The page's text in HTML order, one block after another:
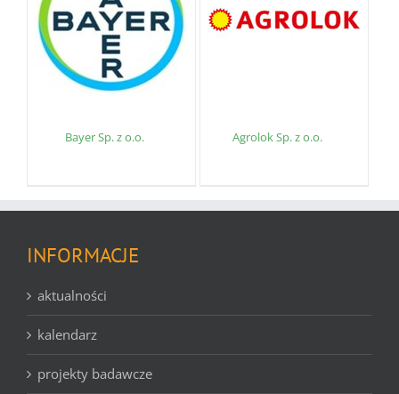
Bayer Sp. z o.o. Agrolok Sp. z o.o.
INFORMACJE
aktualności
kalendarz
projekty badawcze